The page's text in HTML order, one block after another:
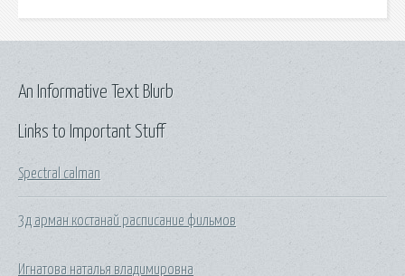
Links to Important Stuff
Spectral calman
3д арман костанай расписание фильмов
Игнатова наталья владимировна
An Informative Text Blurb